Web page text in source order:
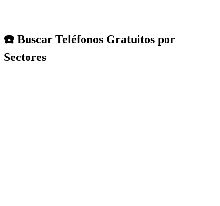
☎️ Buscar Teléfonos Gratuitos por
Sectores